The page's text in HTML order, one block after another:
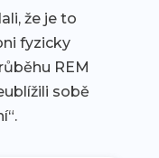
že je to
fyzicky
REM
sobě